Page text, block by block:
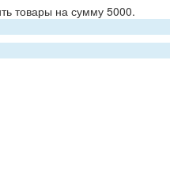
товары на сумму 5000.